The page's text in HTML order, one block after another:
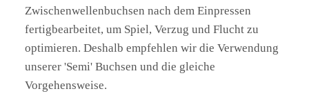
Zwischenwellenbuchsen nach dem Einpressen
fertigbearbeitet, um Spiel, Verzug und Flucht zu
optimieren. Deshalb empfehlen wir die Verwendung
unserer 'Semi' Buchsen und die gleiche
Vorgehensweise.